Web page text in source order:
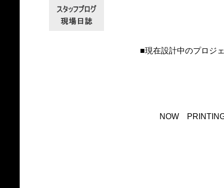
■現在設計中のプロジ
NOW